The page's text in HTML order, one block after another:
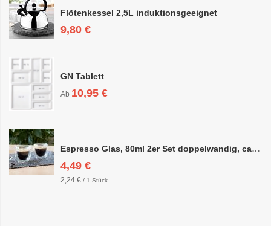
Flötenkessel 2,5L induktionsgeeignet
9,80 €
GN Tablett
Ab 10,95 €
Espresso Glas, 80ml 2er Set doppelwandig, ca. 6,3 x 6,4cm
4,49 €
2,24 € / 1 Stück